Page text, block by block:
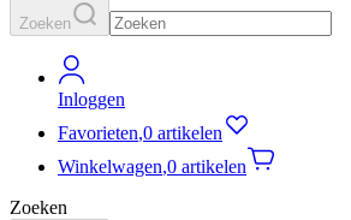
Zoeken
Inloggen
Favorieten,0 artikelen
Winkelwagen,0 artikelen
Zoeken